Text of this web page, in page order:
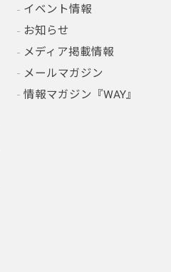
イベント情報
お知らせ
メディア掲載情報
メールマガジン
情報マガジン『WAY』